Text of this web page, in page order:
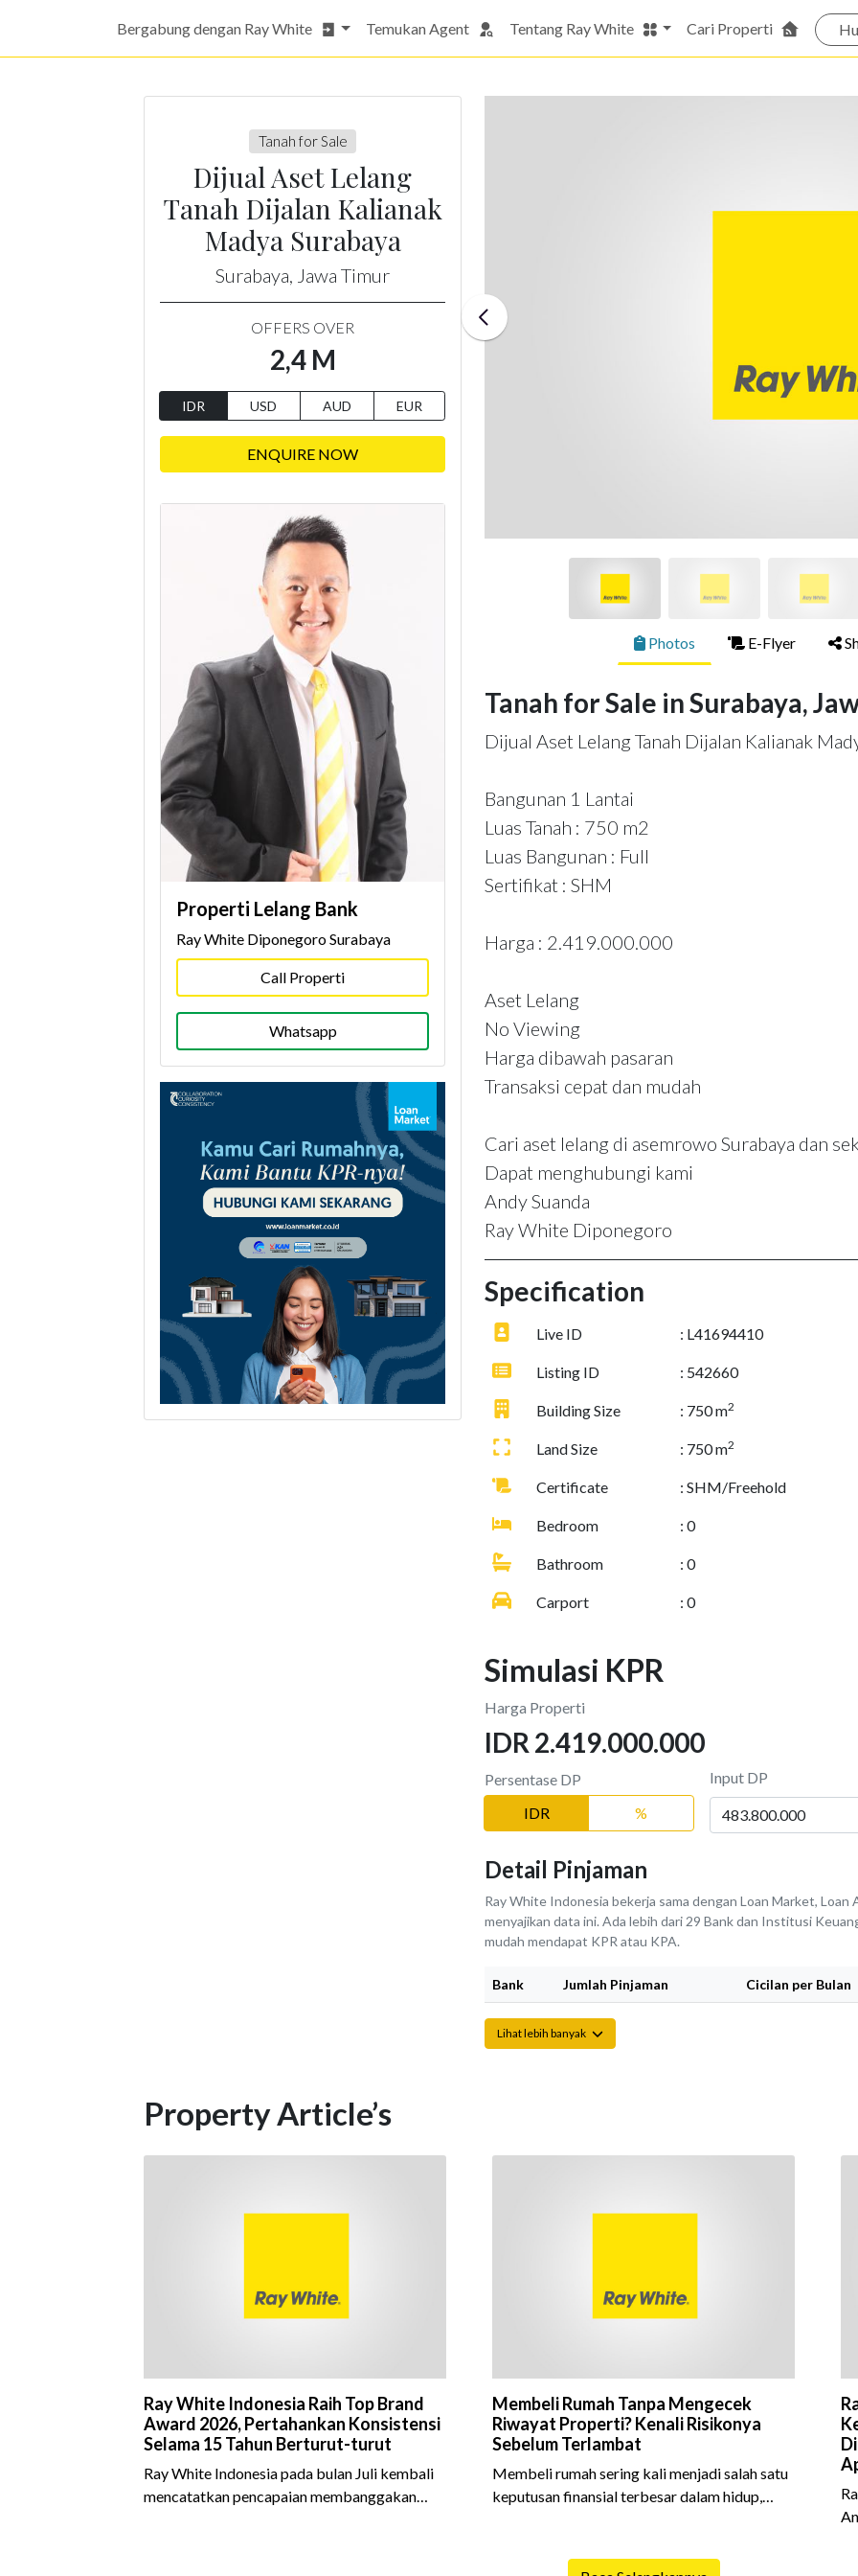
Bergabung dengan Ray White Temukan Agent Tentang Ray White Cari Properti
Tanah for Sale
Dijual Aset Lelang
Tanah Dijalan Kalianak
Madya Surabaya
Surabaya, Jawa Timur
OFFERS OVER
2,4 M
IDR USD AUD EUR
ENQUIRE NOW
Properti Lelang Bank
Ray White Diponegoro Surabaya
Call Properti
Whatsapp
Photos E-Flyer
Tanah for Sale in Surabaya,
Dijual Aset Lelang Tanah Dijalan Kalianak
Bangunan 1 Lantai
Luas Tanah : 750 m2
Luas Bangunan : Full
Sertifikat : SHM
Harga : 2.419.000.000
Aset Lelang
No Viewing
Harga dibawah pasaran
Transaksi cepat dan mudah
Cari aset lelang di asemrowo Surabaya dan
Dapat menghubungi kami
Andy Suanda
Ray White Diponegoro
Specification
Live ID : L41694410
Listing ID : 542660
Building Size : 750 m2
Land Size : 750 m2
Certificate : SHM/Freehold
Bedroom : 0
Bathroom : 0
Carport : 0
Simulasi KPR
Harga Properti
IDR 2.419.000.000
Persentase DP
IDR
%
Input DP
Detail Pinjaman
Ray White Indonesia bekerja sama dengan Loan Market,
menyajikan data ini. Ada lebih dari 29 Bank dan Institusi
mudah mendapat KPR atau KPA.
Bank Jumlah Pinjaman Cicilan per Bulan
Lihat lebih banyak
Property Article’s
Ray White Indonesia Raih Top Brand
Award 2026, Pertahankan Konsistensi
Selama 15 Tahun Berturut-turut
Ray White Indonesia pada bulan Juli kembali
mencatatkan pencapaian membanggakan
Membeli Rumah Tanpa Mengecek
Riwayat Properti? Kenali Risikonya
Sebelum Terlambat
Membeli rumah sering kali menjadi salah satu
keputusan finansial terbesar dalam hidup,
kepemilikan hunian maupun investasi properti.